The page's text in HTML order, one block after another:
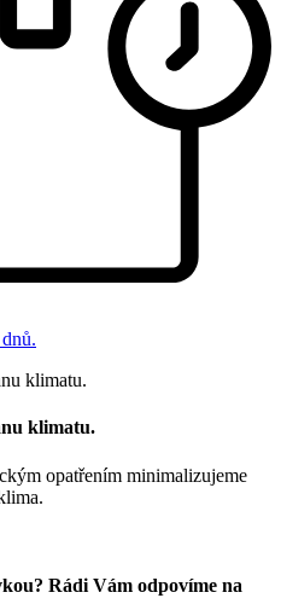
klimatu.
opatřením minimalizujeme
Rádi Vám odpovíme na